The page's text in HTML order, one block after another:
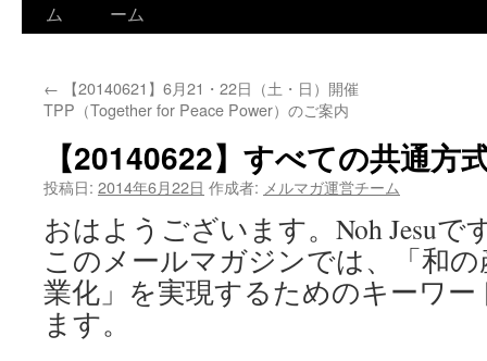
ム
ーム
← 【20140621】6月21・22日（土・日）開催
TPP（Together for Peace Power）のご案内
【20140622】すべての共通方
投稿日: 2014年6月22日 作成者: メルマガ運営チーム
おはようございます。Noh Jesuで
このメールマガジンでは、「和
業化」を実現するためのキーワ
ます。